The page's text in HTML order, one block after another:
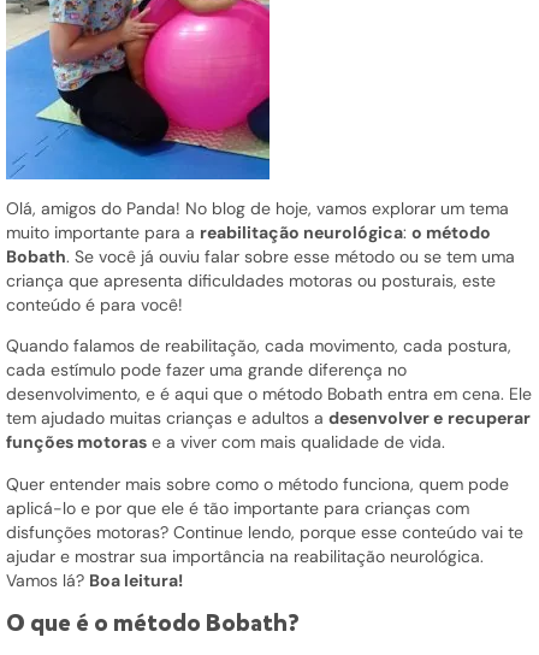
Olá, amigos do Panda! No blog de hoje, vamos explorar um tema
muito importante para a reabilitação neurológica: o método
Bobath. Se você já ouviu falar sobre esse método ou se tem uma
criança que apresenta dificuldades motoras ou posturais, este
conteúdo é para você!
Quando falamos de reabilitação, cada movimento, cada postura,
cada estímulo pode fazer uma grande diferença no
desenvolvimento, e é aqui que o método Bobath entra em cena. Ele
tem ajudado muitas crianças e adultos a desenvolver e recuperar
funções motoras e a viver com mais qualidade de vida.
Quer entender mais sobre como o método funciona, quem pode
aplicá-lo e por que ele é tão importante para crianças com
disfunções motoras? Continue lendo, porque esse conteúdo vai te
ajudar e mostrar sua importância na reabilitação neurológica.
Vamos lá? Boa leitura!
O que é o método Bobath?